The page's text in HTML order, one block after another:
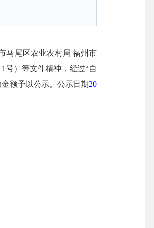
马尾区农业农村局 福州市
号）等文件精神，经过“自
额予以公示。 公示日期20